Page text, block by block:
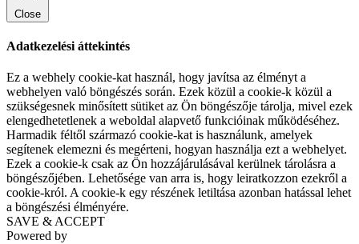
Close
Adatkezelési áttekintés
Ez a webhely cookie-kat használ, hogy javítsa az élményt a
webhelyen való böngészés során. Ezek közül a cookie-k közül a
szükségesnek minősített sütiket az Ön böngészője tárolja, mivel ezek
elengedhetetlenek a weboldal alapvető funkcióinak működéséhez.
Harmadik féltől származó cookie-kat is használunk, amelyek
segítenek elemezni és megérteni, hogyan használja ezt a webhelyet.
Ezek a cookie-k csak az Ön hozzájárulásával kerülnek tárolásra a
böngészőjében. Lehetősége van arra is, hogy leiratkozzon ezekről a
cookie-król. A cookie-k egy részének letiltása azonban hatással lehet
a böngészési élményére.
SAVE & ACCEPT
Powered by